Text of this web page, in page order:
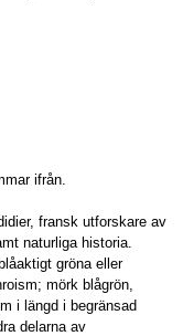
ifrån.
fransk utforskare av
naturliga historia.
gröna eller
mörk blågrön,
i längd i begränsad
delarna av